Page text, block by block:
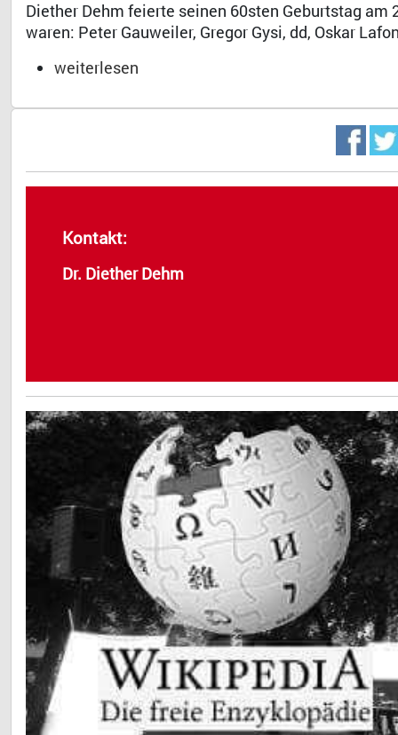
Diether Dehm feierte seinen 60sten Geburtstag
waren: Peter Gauweiler, Gregor Gysi, dd, Oskar
weiterlesen
Kontakt:
Dr. Diether Dehm